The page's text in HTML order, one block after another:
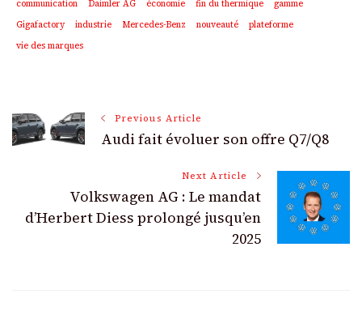
communication
Daimler AG économie fin du thermique
gamme
Gigafactory
industrie Mercedes-Benz nouveauté
plateforme
vie des marques
Post
Navigation
Previous Article
Audi fait évoluer son offre Q7/Q8
Next Article
Volkswagen AG : Le mandat
d’Herbert Diess prolongé jusqu’en
2025